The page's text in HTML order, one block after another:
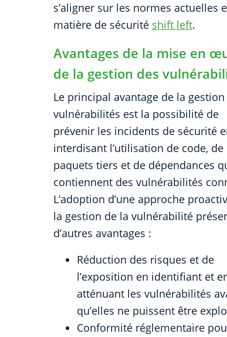
s’aligner sur les normes actuelles
matière de sécurité shift left.
Avantages de la mise en
de la gestion des
Le principal avantage de la gestion
vulnérabilités est la possibilité de
prévenir les incidents de sécurité
interdisant l’utilisation de code, de
paquets tiers et de dépendances
contiennent des vulnérabilités
L’adoption d’une approche
la gestion de la vulnérabilité
d’autres avantages :
Réduction des risques et de
l’exposition en identifiant et
atténuant les vulnérabilités
qu’elles ne puissent être
Conformité réglementaire